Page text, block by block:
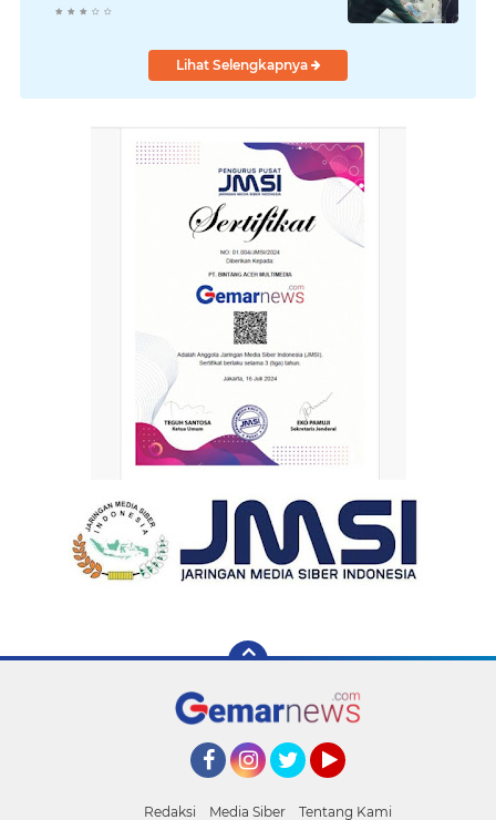
Kecelakaan.
Lihat Selengkapnya
Redaksi Media Siber Tentang Kami